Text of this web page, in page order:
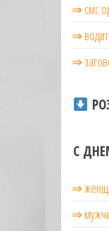
⇒ смс
⇒
⇒
С
⇒
⇒